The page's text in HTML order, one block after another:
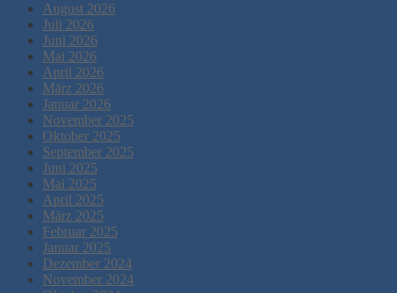
August 2026
Juli 2026
Juni 2026
Mai 2026
April 2026
März 2026
Januar 2026
November 2025
Oktober 2025
September 2025
Juni 2025
Mai 2025
April 2025
März 2025
Februar 2025
Januar 2025
Dezember 2024
November 2024